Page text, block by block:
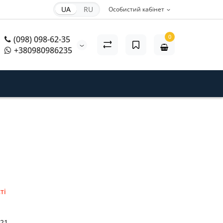
Особистий кабінет
UA RU
(098) 098-62-35
+380980986235
0